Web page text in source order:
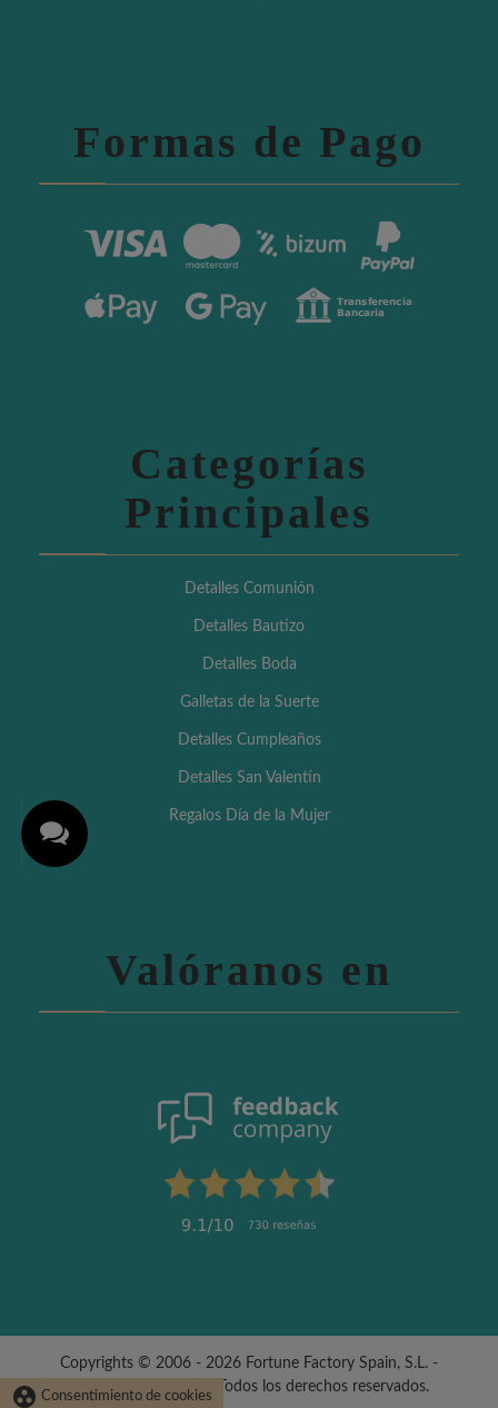
Formas de Pago
Categorías
Principales
Detalles Comunión
Detalles Bautizo
Detalles Boda
Galletas de la Suerte
Detalles Cumpleaños
Detalles San Valentín
Regalos Día de la Mujer
Valóranos en
Copyrights © 2006 - 2026 Fortune Factory Spain, S.L. -
fabricadelasuerte.es | Todos los derechos reservados.
group_work Consentimiento de cookies